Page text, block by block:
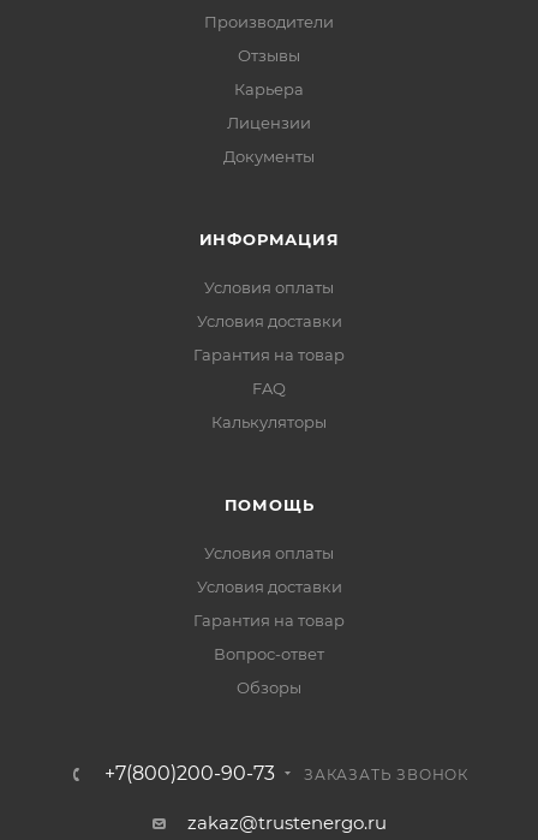
Производители
Отзывы
Карьера
Лицензии
Документы
ИНФОРМАЦИЯ
Условия оплаты
Условия доставки
Гарантия на товар
FAQ
Калькуляторы
ПОМОЩЬ
Условия оплаты
Условия доставки
Гарантия на товар
Вопрос-ответ
Обзоры
+7(800)200-90-73 ЗАКАЗАТЬ ЗВОНОК
zakaz@trustenergo.ru